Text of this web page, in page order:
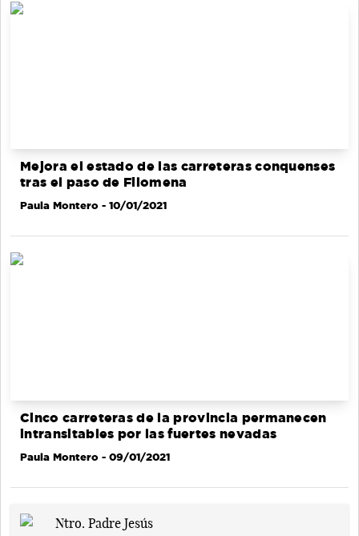
Mejora el estado de las carreteras conquenses
tras el paso de Filomena
Paula Montero - 10/01/2021
Cinco carreteras de la provincia permanecen
intransitables por las fuertes nevadas
Paula Montero - 09/01/2021